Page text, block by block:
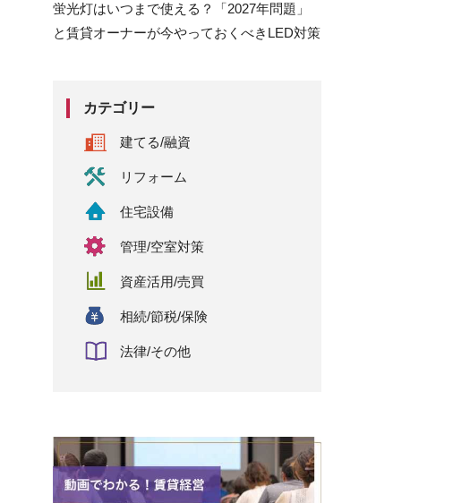
蛍光灯はいつまで使える？「2027年問題」
と賃貸オーナーが今やっておくべきLED対策
カテゴリー
建てる/融資
リフォーム
住宅設備
管理/空室対策
資産活用/売買
相続/節税/保険
法律/その他